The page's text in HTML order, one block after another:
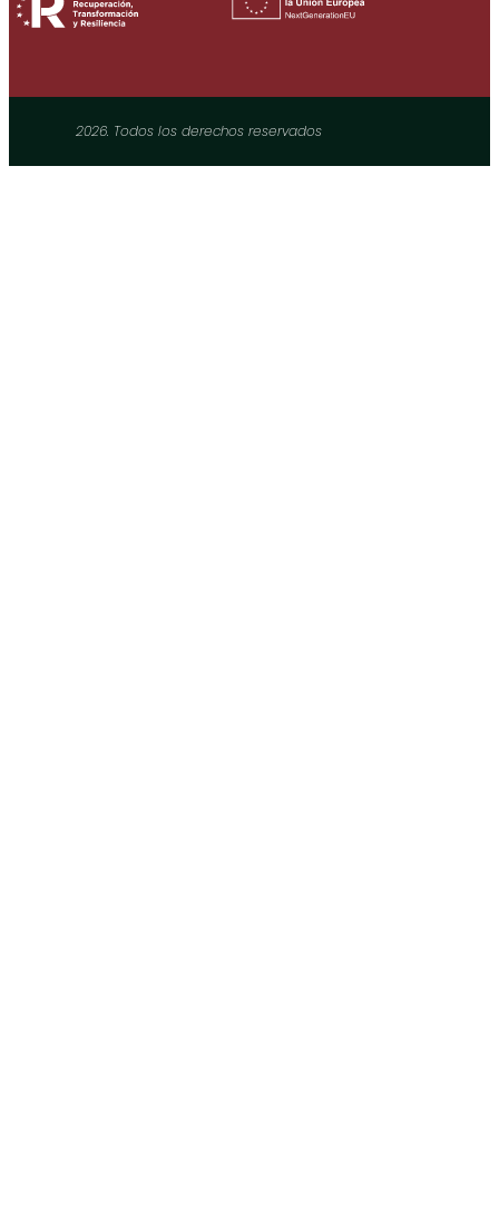
2026. Todos los derechos reservados​